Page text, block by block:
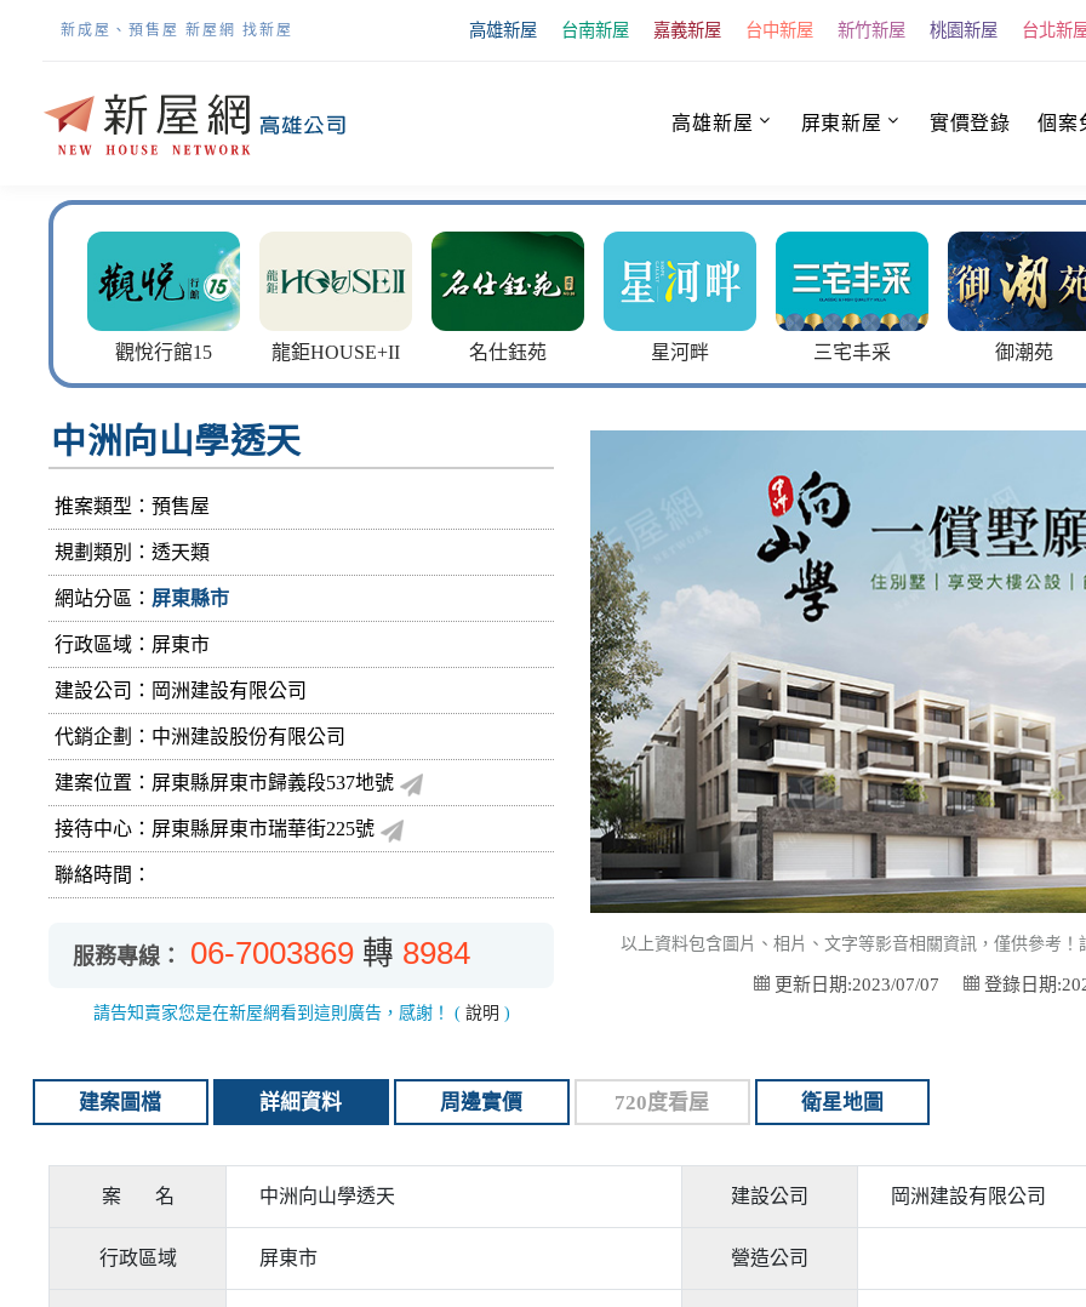
新成屋、預售屋 新屋網 找新屋 高雄新屋 台南新屋 嘉義新屋 台中新屋 新竹新屋 桃園新屋 台北新
高雄新屋 屏東新屋 實價登錄 個案
龍鉅HOUSE+II 名仕鈺苑 星河畔 三宅丰采 御潮苑 大墅甜心
中洲向山學透天
推案類型：預售屋
規劃類別：透天類
網站分區： 屏東縣市
行政區域：屏東市
建設公司： 岡洲建設有限公司
代銷企劃：中洲建設股份有限公司
建案位置：屏東縣屏東市歸義段537地號
接待中心：屏東縣屏東市瑞華街225號
聯絡時間：
服務專線： 06-7003869 轉 8984
請告知賣家您是在新屋網看到這則廣告，感謝！ ( 說明 )
以上資料包含圖片、相片、文字等影音相關資訊，僅供參考
更新日期:2023/07/07 登錄日期
建案圖檔 詳細資料 周邊實價 720度看屋 衛星地圖
案 名 中洲向山學透天 建設公司 岡洲建設有限公司
行政區域 屏東市 營造公司